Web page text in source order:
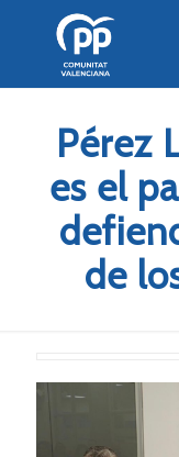
Pérez
es el
de